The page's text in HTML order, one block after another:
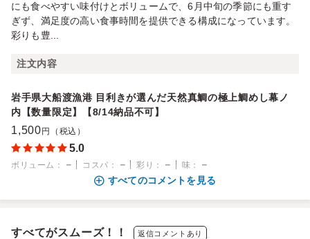
にも食べやすい味付けとボリュームで、6月中旬の季節にも重す
ぎず、満足度の高い食事時間を提供できる構成になっています。
彩りも豊...
注文内容
岩手県大船渡漁港 目利きが選んだ天然真鯛の極上鯛めし幕ノ
内【数量限定】【8/14納品不可】
1,500 円（税込）
5.0
ボリューム ： － コスパ ： － 彩り ： － 味 ：
－
すべてのコメントを見る
すべてがスムーズ！！ 返信コメントあり